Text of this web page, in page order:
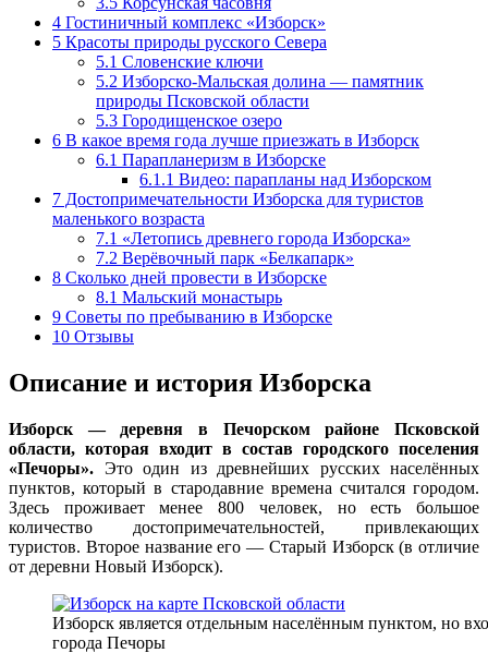
4 Гостиничный комплекс «Изборск»
5 Красоты природы русского Севера
5.1 Словенские ключи
5.2 Изборско-Мальская долина — памятник
природы Псковской области
5.3 Городищенское озеро
6 В какое время года лучше приезжать в Изборск
6.1 Парапланеризм в Изборске
6.1.1 Видео: парапланы над Изборском
7 Достопримечательности Изборска для туристов
маленького возраста
7.1 «Летопись древнего города Изборска»
7.2 Верёвочный парк «Белкапарк»
8 Сколько дней провести в Изборске
8.1 Мальский монастырь
9 Советы по пребыванию в Изборске
10 Отзывы
Описание и история Изборска
Изборск — деревня в Печорском районе Псковской
области, которая входит в состав городского поселения
«Печоры». Это один из древнейших русских населённых
пунктов, который в стародавние времена считался городом.
Здесь проживает менее 800 человек, но есть большое
количество достопримечательностей, привлекающих
туристов. Второе название его — Старый Изборск (в отличие
от деревни Новый Изборск).
Изборск является отдельным населённым пунктом, но
города Печоры